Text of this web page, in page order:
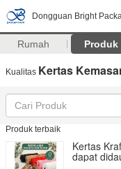
Dongguan Bright
Rumah Produk
Kualitas Kertas
Produk terbaik
Kertas
dapat